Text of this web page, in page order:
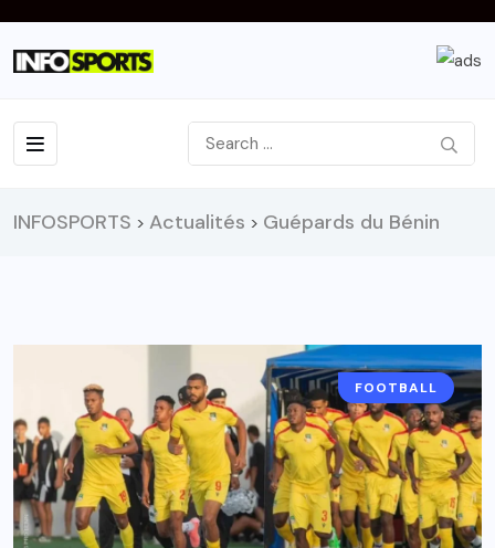
INFOSPORTS > Actualités > Guépards du Bénin
FOOTBALL